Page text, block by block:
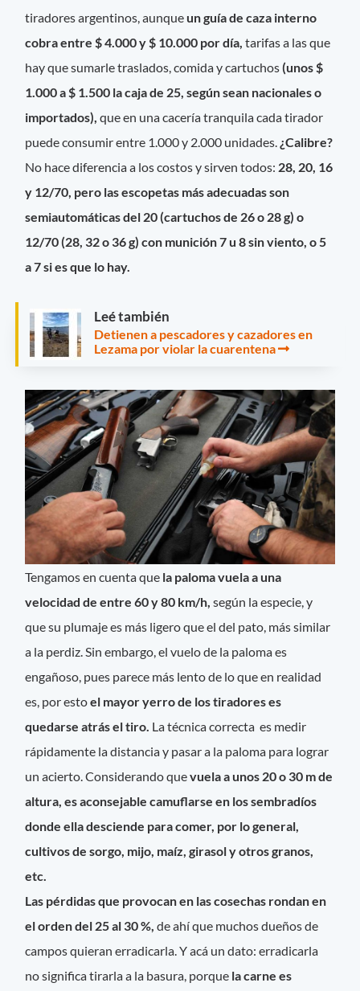
tiradores argentinos, aunque un guía de caza interno
cobra entre $ 4.000 y $ 10.000 por día, tarifas a las que
hay que sumarle traslados, comida y cartuchos(unos $
1.000 a $ 1.500 la caja de 25, según sean nacionales o
importados), que en una cacería tranquila cada tirador
puede consumir entre 1.000 y 2.000 unidades. ¿Calibre?
No hace diferencia a los costos y sirven todos: 28, 20, 16
y 12/70, pero las escopetas más adecuadas son
semiautomáticas del 20 (cartuchos de 26 o 28 g) o
12/70 (28, 32 o 36 g) con munición 7 u 8 sin viento, o 5
a 7 si es que lo hay.
Leé también
Detienen a pescadores y cazadores en
Lezama por violar la cuarentena
Tengamos en cuenta que la paloma vuela a una
velocidad de entre 60 y 80 km/h, según la especie, y
que su plumaje es más ligero que el del pato, más similar
a la perdiz. Sin embargo, el vuelo de la paloma es
engañoso, pues parece más lento de lo que en realidad
es, por estoel mayor yerro de los tiradores es
quedarse atrás el tiro. La técnica correcta es medir
rápidamente la distancia y pasar a la paloma para lograr
un acierto. Considerando quevuela a unos 20 o 30 m de
altura, es aconsejable camuflarse en los sembradíos
donde ella desciende para comer, por lo general,
cultivos de sorgo, mijo, maíz, girasol y otros granos,
etc.
Las pérdidas que provocan en las cosechas rondan en
el orden del 25 al 30 %, de ahí que muchos dueños de
campos quieran erradicarla. Y acá un dato: erradicarla
no significa tirarla a la basura, porque la carne es